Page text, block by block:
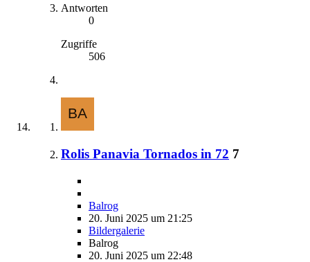
Antworten
0
Zugriffe
506
Rolis Panavia Tornados in 72 7
Balrog
20. Juni 2025 um 21:25
Bildergalerie
Balrog
20. Juni 2025 um 22:48